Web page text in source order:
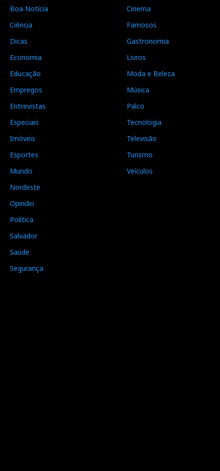
Boa Notícia
Ciência
Dicas
Economia
Educação
Empregos
Entrevistas
Especiais
Imóveis
Esportes
Mundo
Nordeste
Opinião
Política
Salvador
Saúde
Segurança
Cinema
Famosos
Gastronomia
Livros
Moda e Beleza
Música
Palco
Tecnologia
Televisão
Turismo
Veículos